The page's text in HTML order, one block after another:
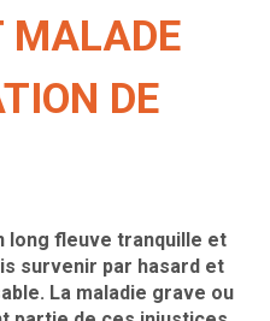
MALADE
DE
long fleuve tranquille et
survenir par hasard et
La maladie grave ou